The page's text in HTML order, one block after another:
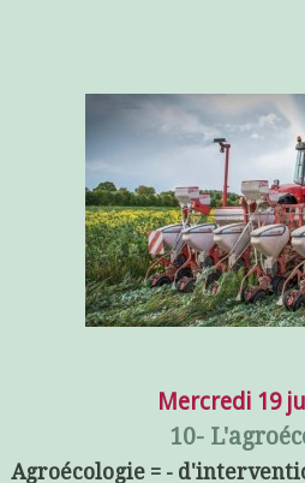
Mercredi 19
10-
Agroécologie = -